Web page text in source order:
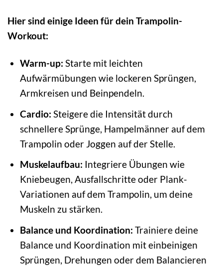
Hier sind einige Ideen für dein Trampolin-
Workout:
Warm-up: Starte mit leichten
Aufwärmübungen wie lockeren Sprüngen,
Armkreisen und Beinpendeln.
Cardio: Steigere die Intensität durch
schnellere Sprünge, Hampelmänner auf dem
Trampolin oder Joggen auf der Stelle.
Muskelaufbau: Integriere Übungen wie
Kniebeugen, Ausfallschritte oder Plank-
Variationen auf dem Trampolin, um deine
Muskeln zu stärken.
Balance und Koordination: Trainiere deine
Balance und Koordination mit einbeinigen
Sprüngen, Drehungen oder dem Balancieren